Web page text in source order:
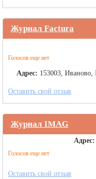
Журнал Factura
Голосов еще нет
Адрес: 153003,
Оставить свой отзыв
Журнал IMAG
Голосов еще нет
Адрес:
Оставить свой отзыв